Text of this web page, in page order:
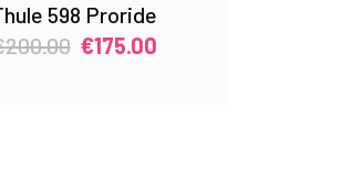
598 Proride
200.00 Original
€175.00Current